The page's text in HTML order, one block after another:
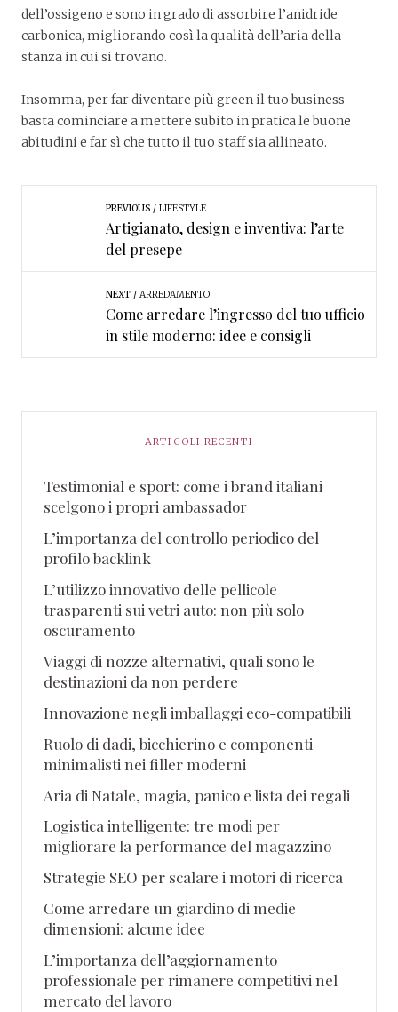
dell’ossigeno e sono in grado di assorbire l’anidride
carbonica, migliorando così la qualità dell’aria della
stanza in cui si trovano.
Insomma, per far diventare più green il tuo business
basta cominciare a mettere subito in pratica le buone
abitudini e far sì che tutto il tuo staff sia allineato.
PREVIOUS LIFESTYLE
Artigianato, design e inventiva: l’arte
del presepe
NEXT ARREDAMENTO
Come arredare l’ingresso del tuo ufficio
in stile moderno: idee e consigli
ARTICOLI RECENTI
Testimonial e sport: come i brand italiani
scelgono i propri ambassador
L’importanza del controllo periodico del
profilo backlink
L’utilizzo innovativo delle pellicole
trasparenti sui vetri auto: non più solo
oscuramento
Viaggi di nozze alternativi, quali sono le
destinazioni da non perdere
Innovazione negli imballaggi eco-compatibili
Ruolo di dadi, bicchierino e componenti
minimalisti nei filler moderni
Aria di Natale, magia, panico e lista dei regali
Logistica intelligente: tre modi per
migliorare la performance del magazzino
Strategie SEO per scalare i motori di ricerca
Come arredare un giardino di medie
dimensioni: alcune idee
L’importanza dell’aggiornamento
professionale per rimanere competitivi nel
mercato del lavoro